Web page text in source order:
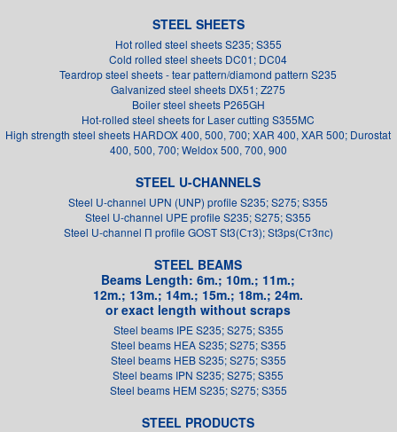
STEEL SHEETS
Hot rolled steel sheets S235; S355
Cold rolled steel sheets DC01; DC04
Teardrop steel sheets - tear pattern/diamond pattern S235
Galvanized steel sheets DX51; Z275
Boiler steel sheets P265GH
Hot-rolled steel sheets for Laser cutting S355MC
High strength steel sheets HARDOX 400, 500, 700; XAR 400, XAR 500; Durostat
400, 500, 700; Weldox 500, 700, 900
STEEL U-CHANNELS
Steel U-channel UPN (UNP) profile S235; S275; S355
Steel U-channel UPE profile S235; S275; S355
Steel U-channel П profile GOST St3(Ст3); St3ps(Ст3пс)
STEEL BEAMS
Beams Length: 6m.; 10m.; 11m.;
12m.; 13m.; 14m.; 15m.; 18m.; 24m.
or exact length without scraps
Steel beams IPE S235; S275; S355
Steel beams HEA S235; S275; S355
Steel beams HEB S235; S275; S355
Steel beams IPN S235; S275; S355
Steel beams HEM S235; S275; S355
STEEL PRODUCTS